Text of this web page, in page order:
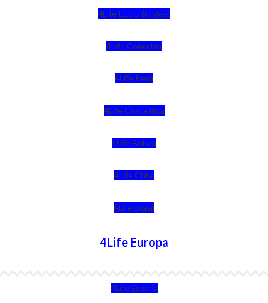
4Life EEUU (Inglés)
4Life Colombia
4Life Perú
4Life Costa Rica
4Life Bolivia
4Life Chile
4Life Brasil
4Life Europa
4Life España